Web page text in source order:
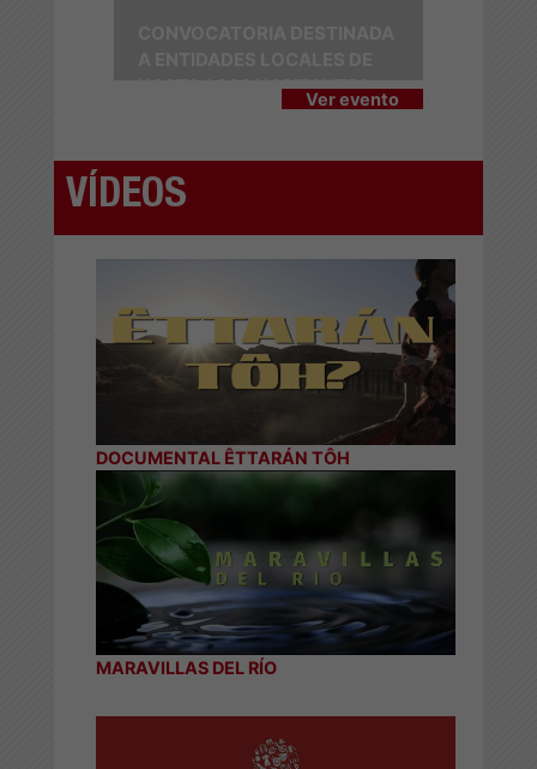
HASTA 1.000 HABITANTES
Ver evento
VÍDEOS
DOCUMENTAL ÊTTARÁN TÔH
MARAVILLAS DEL RÍO